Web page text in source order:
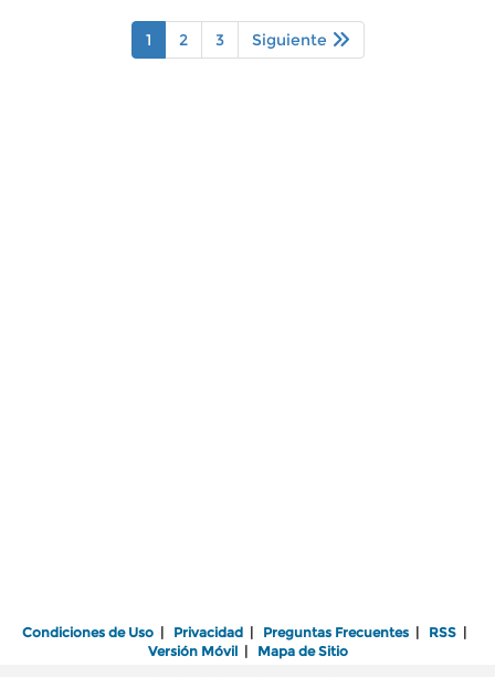
1 2 3 Siguiente
Condiciones de Uso | Privacidad | Preguntas Frecuentes | RSS |
Versión Móvil| Mapa de Sitio